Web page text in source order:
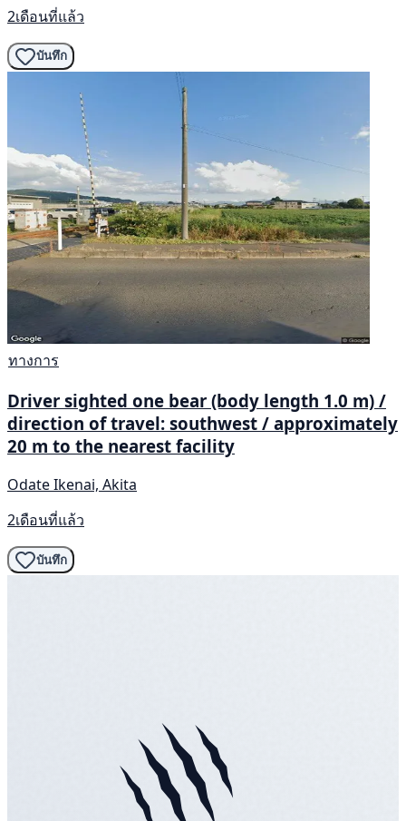
2เดือนที่แล้ว
บันทึก
ทางการ
Driver sighted one bear (body length 1.0 m) /
direction of travel: southwest / approximately
20 m to the nearest facility
Odate Ikenai, Akita
2เดือนที่แล้ว
บันทึก